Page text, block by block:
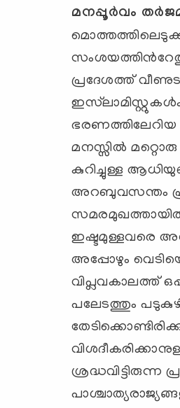
മനപ്പൂര്‍വം
പ്രദേശത്ത്
മനസ്സില്‍
കുറിച്ചുള്ള
അറബുവസന്തം
ഇഷ്ടമുള്ളവരെ
അപ്പോഴും
വിപ്ലവകാലത്ത്
പലേടത്തും
ശ്രദ്ധവിട്ടിരുന്ന